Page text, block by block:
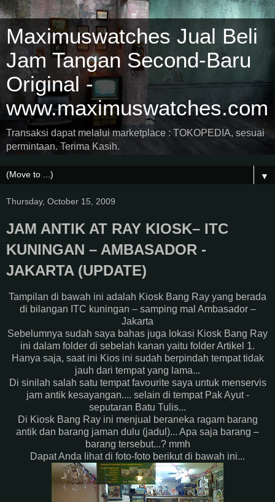
Maximuswatches Jual Beli
Jam Tangan Second-Baru
Original -
www.maximuswatches.com
Transaksi dapat melalui marketplace : TOKOPEDIA, sesuai
permintaan. Terima Kasih.
▼
Thursday, October 15, 2009
JAM ANTIK AT RAY KIOSK– ITC
KUNINGAN – AMBASADOR -
JAKARTA (UPDATE)
Tampilan di bawah ini adalah Kiosk Bang Ray yang berada
di bilangan ITC kuningan – samping mal Ambasador –
Jakarta
Sebelumnya sudah saya bahas juga lokasi Kiosk Bang Ray
ini dalam folder di sebelah kanan yaitu folder Artikel 1.
Hanya saja, saat ini Kios ini sudah berpindah tempat tidak
jauh dari tempat yang lama...
Di sinilah salah satu tempat favourite saya untuk menservis
jam antik kesayangan.... selain di tempat Pak Ayut -
seputaran Batu Tulis...
Di Kiosk Bang Ray ini menjual beraneka ragam barang
antik dan barang jaman dulu (jadul)... Apa saja barang –
barang tersebut...? mmh
Dapat Anda lihat di foto-foto berikut di bawah ini...